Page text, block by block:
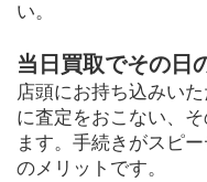
い。
当日買取でその日
店頭にお持ち込みい
に査定をおこない、
ます。手続きがスピ
のメリットです。